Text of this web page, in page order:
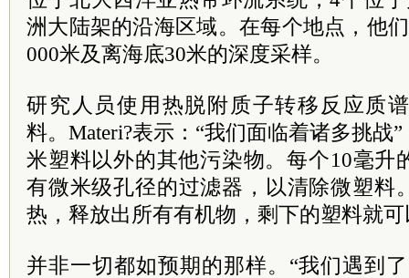
洲大陆架的沿海区域。在每个地点，他
000米及离海底30米的深度采样。
研究人员使用热脱附质子转移反应质
料。Materi?表示：“我们面临着诸多挑战
米塑料以外的其他污染物。每个10毫升
有微米级孔径的过滤器，以清除微塑料
热，释放出所有有机物，剩下的塑料就
并非一切都如预期的那样。“我们遇到